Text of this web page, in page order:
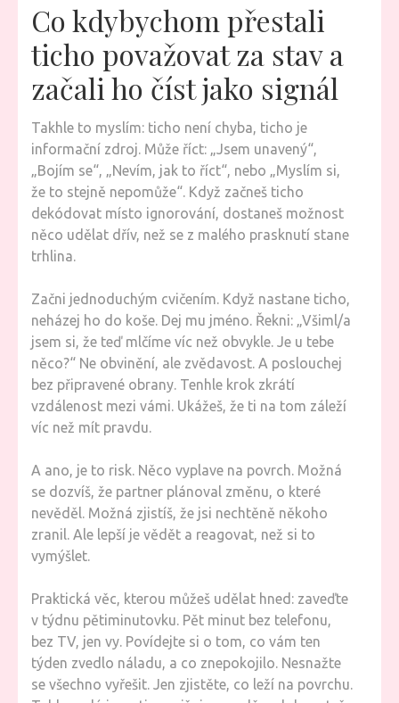
Co kdybychom přestali
ticho považovat za stav a
začali ho číst jako signál
Takhle to myslím: ticho není chyba, ticho je
informační zdroj. Může říct: „Jsem unavený“,
„Bojím se“, „Nevím, jak to říct“, nebo „Myslím si,
že to stejně nepomůže“. Když začneš ticho
dekódovat místo ignorování, dostaneš možnost
něco udělat dřív, než se z malého prasknutí stane
trhlina.
Začni jednoduchým cvičením. Když nastane ticho,
neházej ho do koše. Dej mu jméno. Řekni: „Všiml/a
jsem si, že teď mlčíme víc než obvykle. Je u tebe
něco?“ Ne obvinění, ale zvědavost. A poslouchej
bez připravené obrany. Tenhle krok zkrátí
vzdálenost mezi vámi. Ukážeš, že ti na tom záleží
víc než mít pravdu.
A ano, je to risk. Něco vyplave na povrch. Možná
se dozvíš, že partner plánoval změnu, o které
nevěděl. Možná zjistíš, že jsi nechtěně někoho
zranil. Ale lepší je vědět a reagovat, než si to
vymýšlet.
Praktická věc, kterou můžeš udělat hned: zaveďte
v týdnu pětiminutovku. Pět minut bez telefonu,
bez TV, jen vy. Povídejte si o tom, co vám ten
týden zvedlo náladu, a co znepokojilo. Nesnažte
se všechno vyřešit. Jen zjistěte, co leží na povrchu.